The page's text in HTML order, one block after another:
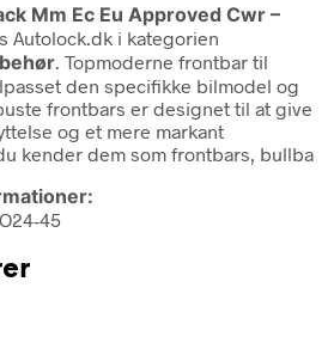
Mm Ec Eu Approved Cwr –
Autolock.dk i kategorien
. Topmoderne frontbar til
den specifikke bilmodel og
frontbars er designet til at give
og et mere markant
kender dem som frontbars, bullba
45